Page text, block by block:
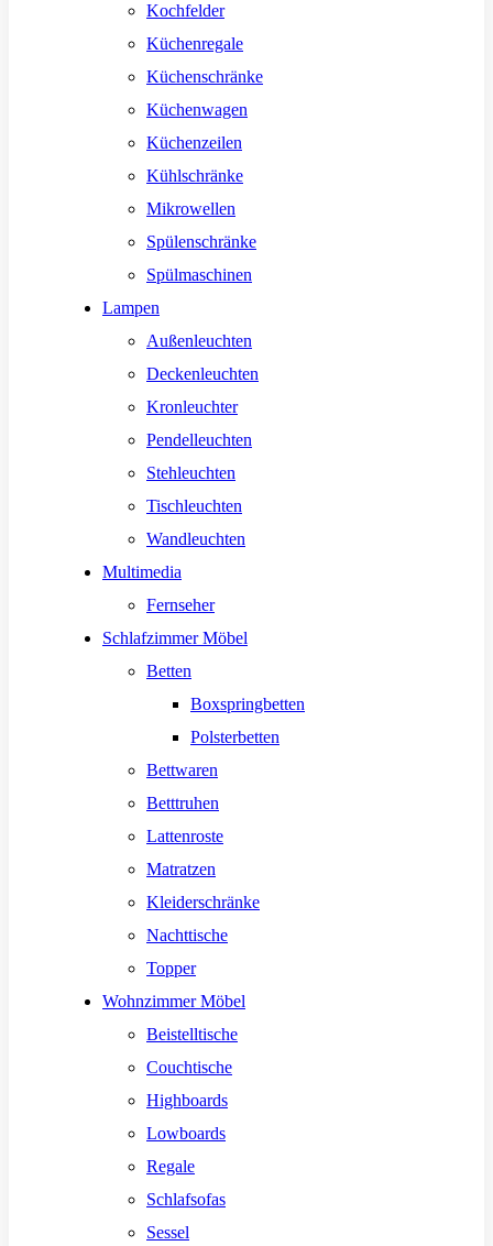
Kochfelder
Küchenregale
Küchenschränke
Küchenwagen
Küchenzeilen
Kühlschränke
Mikrowellen
Spülenschränke
Spülmaschinen
Lampen
Außenleuchten
Deckenleuchten
Kronleuchter
Pendelleuchten
Stehleuchten
Tischleuchten
Wandleuchten
Multimedia
Fernseher
Schlafzimmer Möbel
Betten
Boxspringbetten
Polsterbetten
Bettwaren
Betttruhen
Lattenroste
Matratzen
Kleiderschränke
Nachttische
Topper
Wohnzimmer Möbel
Beistelltische
Couchtische
Highboards
Lowboards
Regale
Schlafsofas
Sessel